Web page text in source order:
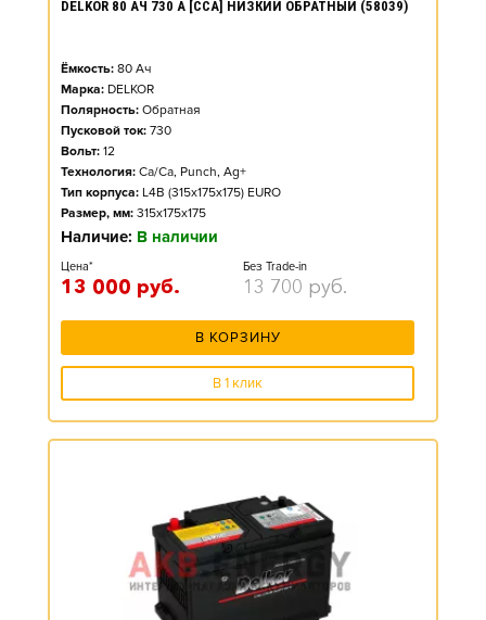
DELKOR 80 АЧ 730 А [CCA] НИЗКИЙ ОБРАТНЫЙ (58039)
Ёмкость: 80 Ач
Марка: DELKOR
Полярность: Обратная
Пусковой ток: 730
Вольт: 12
Технология: Ca/Ca, Punch, Ag+
Тип корпуса: L4B (315x175x175) EURO
Размер, мм: 315x175x175
Наличие: В наличии
Цена*
13 000 руб.
Без Trade-in
13 700 руб.
В КОРЗИНУ
В 1 клик